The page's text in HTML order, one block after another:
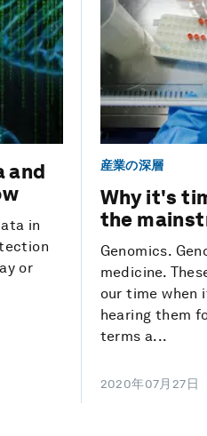
and
in
or
産業の深層
Why it's
the
Genomics.
medicine.
our time when
hearing them
terms a...
2020年07月27日